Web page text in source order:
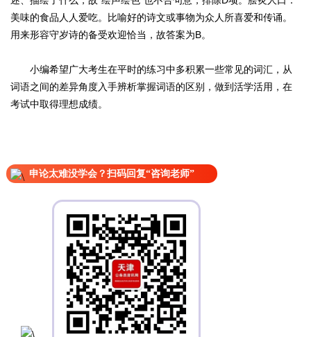
美味的食品人人爱吃。比喻好的诗文或事物为众人所喜爱和传诵。
用来形容守岁诗的备受欢迎恰当，故答案为B。
小编希望广大考生在平时的练习中多积累一些常见的词汇，从
词语之间的差异角度入手辨析掌握词语的区别，做到活学活用，在
考试中取得理想成绩。
申论太难没学会？扫码回复“咨询老师”